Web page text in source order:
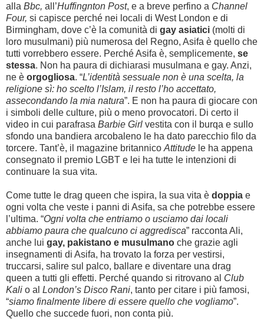
alla Bbc, all’Huffingnton Post, e a breve perfino a Channel
Four, si capisce perché nei locali di West London e di
Birmingham, dove c’è la comunità di gay asiatici (molti di
loro musulmani) più numerosa del Regno, Asifa è quello che
tutti vorrebbero essere. Perché Asifa è, semplicemente, se
stessa. Non ha paura di dichiarasi musulmana e gay. Anzi,
ne è orgogliosa. “L’identità sessuale non è una scelta, la
religione sì: ho scelto l’Islam, il resto l’ho accettato,
assecondando la mia natura”. E non ha paura di giocare con
i simboli delle culture, più o meno provocatori. Di certo il
video in cui parafrasa Barbie Girl vestita con il burqa e sullo
sfondo una bandiera arcobaleno le ha dato parecchio filo da
torcere. Tant’è, il magazine britannico Attitude le ha appena
consegnato il premio LGBT e lei ha tutte le intenzioni di
continuare la sua vita.
Come tutte le drag queen che ispira, la sua vita è doppia e
ogni volta che veste i panni di Asifa, sa che potrebbe essere
l’ultima. “Ogni volta che entriamo o usciamo dai locali
abbiamo paura che qualcuno ci aggredisca” racconta Ali,
anche lui gay, pakistano e musulmano che grazie agli
insegnamenti di Asifa, ha trovato la forza per vestirsi,
truccarsi, salire sul palco, ballare e diventare una drag
queen a tutti gli effetti. Perché quando si ritrovano al Club
Kali o al London’s Disco Rani, tanto per citare i più famosi,
“siamo finalmente libere di essere quello che vogliamo”.
Quello che succede fuori, non conta più.